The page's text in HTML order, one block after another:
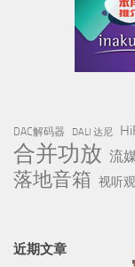
DAC解码器 DALI 达尼
合并功放 流
落地音箱 视听
近期文章